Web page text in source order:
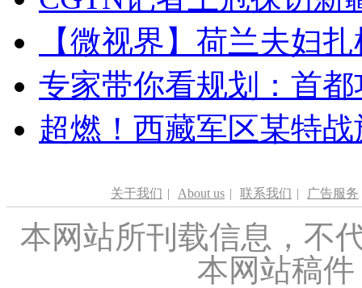
【微视界】荷兰夫妇
专家带你看规划：首
超燃！西藏军区某特
关于我们 | About us | 联系我们 | 广告服务
本网站所刊载信息，不
本网站稿